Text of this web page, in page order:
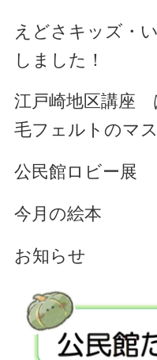
えどさキッズ・
しました！
江戸崎地区講座
毛フェルトのマ
公民館ロビー展
今月の絵本
お知らせ